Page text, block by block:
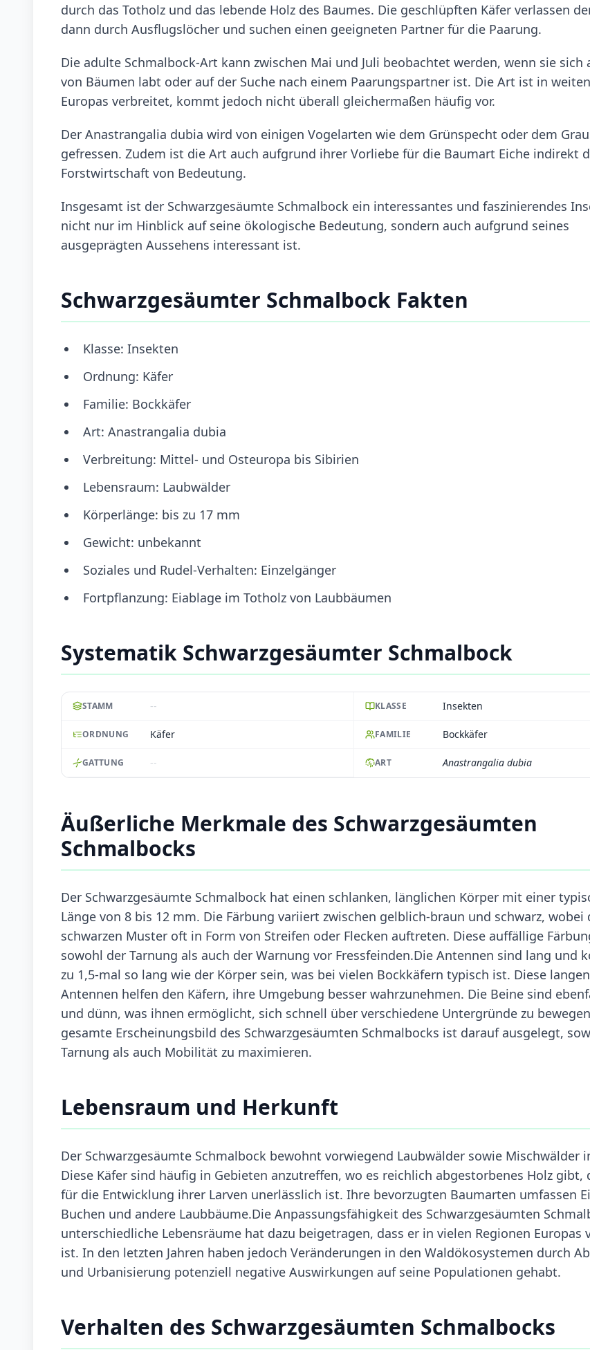
durch das Totholz und das lebende Holz des Baumes. Die geschlüpften Käfer verlassen
dann durch Ausflugslöcher und suchen einen geeigneten Partner für die Paarung.
Die adulte Schmalbock-Art kann zwischen Mai und Juli beobachtet werden, wenn sie sich
von Bäumen labt oder auf der Suche nach einem Paarungspartner ist. Die Art ist in
Europas verbreitet, kommt jedoch nicht überall gleichermaßen häufig vor.
Der Anastrangalia dubia wird von einigen Vogelarten wie dem Grünspecht oder dem
gefressen. Zudem ist die Art auch aufgrund ihrer Vorliebe für die Baumart Eiche indirekt
Forstwirtschaft von Bedeutung.
Insgesamt ist der Schwarzgesäumte Schmalbock ein interessantes und faszinierendes
nicht nur im Hinblick auf seine ökologische Bedeutung, sondern auch aufgrund seines
ausgeprägten Aussehens interessant ist.
Schwarzgesäumter Schmalbock Fakten
Klasse: Insekten
Ordnung: Käfer
Familie: Bockkäfer
Art: Anastrangalia dubia
Verbreitung: Mittel- und Osteuropa bis Sibirien
Lebensraum: Laubwälder
Körperlänge: bis zu 17 mm
Gewicht: unbekannt
Soziales und Rudel-Verhalten: Einzelgänger
Fortpflanzung: Eiablage im Totholz von Laubbäumen
Systematik Schwarzgesäumter Schmalbock
STAMM -- KLASSE Insekten
ORDNUNG Käfer FAMILIE Bockkäfer
GATTUNG -- ART Anastrangalia dubia
Äußerliche Merkmale des Schwarzgesäumten
Schmalbocks
Der Schwarzgesäumte Schmalbock hat einen schlanken, länglichen Körper mit einer
Länge von 8 bis 12 mm. Die Färbung variiert zwischen gelblich-braun und schwarz, wobei
schwarzen Muster oft in Form von Streifen oder Flecken auftreten. Diese auffällige
sowohl der Tarnung als auch der Warnung vor Fressfeinden.Die Antennen sind lang und
zu 1,5-mal so lang wie der Körper sein, was bei vielen Bockkäfern typisch ist. Diese langen
Antennen helfen den Käfern, ihre Umgebung besser wahrzunehmen. Die Beine sind
und dünn, was ihnen ermöglicht, sich schnell über verschiedene Untergründe zu
gesamte Erscheinungsbild des Schwarzgesäumten Schmalbocks ist darauf ausgelegt,
Tarnung als auch Mobilität zu maximieren.
Lebensraum und Herkunft
Der Schwarzgesäumte Schmalbock bewohnt vorwiegend Laubwälder sowie Mischwälder
Diese Käfer sind häufig in Gebieten anzutreffen, wo es reichlich abgestorbenes Holz gibt,
für die Entwicklung ihrer Larven unerlässlich ist. Ihre bevorzugten Baumarten umfassen
Buchen und andere Laubbäume.Die Anpassungsfähigkeit des Schwarzgesäumten
unterschiedliche Lebensräume hat dazu beigetragen, dass er in vielen Regionen Europas
ist. In den letzten Jahren haben jedoch Veränderungen in den Waldökosystemen durch
und Urbanisierung potenziell negative Auswirkungen auf seine Populationen gehabt.
Verhalten des Schwarzgesäumten Schmalbocks